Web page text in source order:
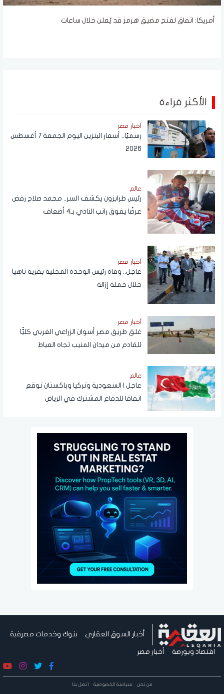
أمريكا: اتفاق لفتح مضيق هرمز قد يُعلن خلال ساعات
الأكثر قراءة
أخبار مصر
رسميًا.. أسعار البنزين اليوم الجمعة 7 أغسطس
2026
عالم
رئيس طرابزون يكشف السر.. محمد صلاح رفض
عرضًا يفوق راتب النادي بـ4 أضعاف
أخبار مصر
عاجل.. وفاة رئيس الوحدة المحلية بقرية ناهيا
خلال حملة إزالة
أخبار مصر
غلق طريق مصر أسوان الزراعي الغربي كليًّا
للقادم من ميدان المنيب تجاه العياط
عالم
عاجل | السعودية وتركيا وباكستان توقع
اتفاقا للدفاع المشترك في الرياض
أخبار السوق العقاري بنوك وخدمات مصرفية
اقتصاد وبورصة أخبار مصر
من نحن سياسة الخصوصية اتصل بنا